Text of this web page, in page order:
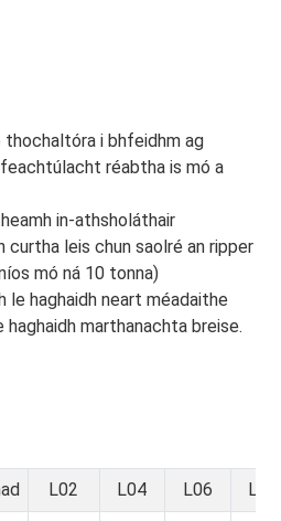
thochaltóra i bhfeidhm ag
réabtha is mó a
in-athsholáthair
curtha leis chun saolré an ripper
mó ná 10 tonna)
le haghaidh neart méadaithe
marthanachta breise.
L02 L04 L06 L08